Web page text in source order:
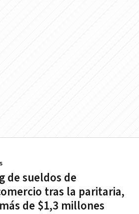
de sueldos de
tras la paritaria,
de $1,3 millones